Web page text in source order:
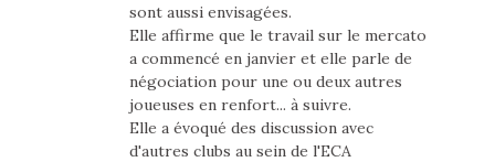
sont aussi envisagées.
Elle affirme que le travail sur le mercato
a commencé en janvier et elle parle de
négociation pour une ou deux autres
joueuses en renfort... à suivre.
Elle a évoqué des discussion avec
d'autres clubs au sein de l'ECA